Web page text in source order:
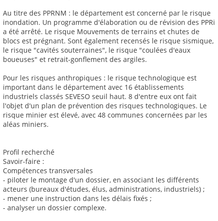
Au titre des PPRNM : le département est concerné par le risque
inondation. Un programme d'élaboration ou de révision des PPRi
a été arrêté. Le risque Mouvements de terrains et chutes de
blocs est prégnant. Sont également recensés le risque sismique,
le risque "cavités souterraines", le risque "coulées d'eaux
boueuses" et retrait-gonflement des argiles.
Pour les risques anthropiques : le risque technologique est
important dans le département avec 16 établissements
industriels classés SEVESO seuil haut. 8 d'entre eux ont fait
l'objet d'un plan de prévention des risques technologiques. Le
risque minier est élevé, avec 48 communes concernées par les
aléas miniers.
Profil recherché
Savoir-faire :
Compétences transversales
- piloter le montage d'un dossier, en associant les différents
acteurs (bureaux d'études, élus, administrations, industriels) ;
- mener une instruction dans les délais fixés ;
- analyser un dossier complexe.